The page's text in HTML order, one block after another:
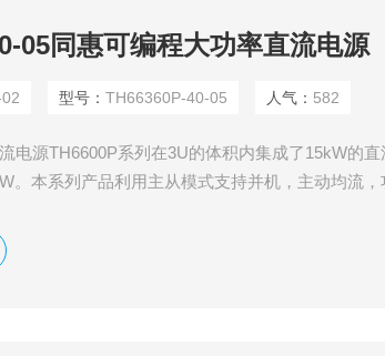
05同惠可编程大功率直流电源
型号：TH66360P-40-05 人气： 582
电源TH6600P系列在3U的体积内集成了15kW的
。本系列产品利用主从模式支持并机，主动均流，
高效的设置功能和丰富的测量功能。